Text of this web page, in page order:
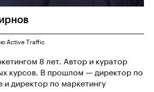
Active Traffic
8 лет. Автор и куратор
курсов. В прошлом — директор по
и директор по маркетингу